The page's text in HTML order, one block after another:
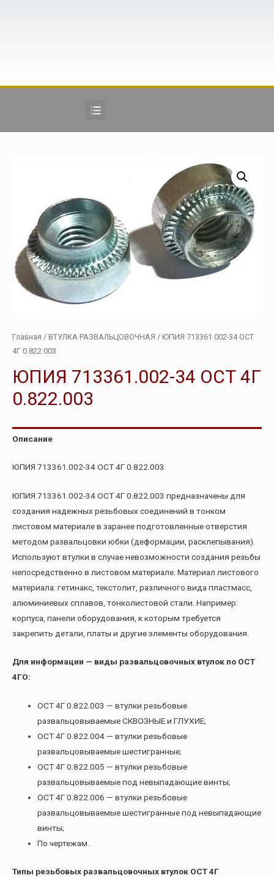
Главная / ВТУЛКА РАЗВАЛЬЦОВОЧНАЯ / ЮПИЯ 713361.002-34 ОСТ
4Г 0.822.003
ЮПИЯ 713361.002-34 ОСТ 4Г
0.822.003
Описание
ЮПИЯ 713361.002-34 ОСТ 4Г 0.822.003
ЮПИЯ 713361.002-34 ОСТ 4Г 0.822.003 предназначены для
создания надежных резьбовых соединений в тонком
листовом материале в заранее подготовленные отверстия
методом развальцовки юбки (деформации, расклепывания).
Используют втулки в случае невозможности создания резьбы
непосредственно в листовом материале. Материал листового
материала: гетинакс, текстолит, различного вида пластмасс,
алюминиевых сплавов, тонколистовой стали. Например:
корпуса, панели оборудования, к которым требуется
закрепить детали, платы и другие элементы оборудования.
Для информации — виды развальцовочных втулок по ОСТ
4ГО:
ОСТ 4Г 0.822.003 — втулки резьбовые
развальцовываемые СКВОЗНЫЕ и ГЛУХИЕ;
ОСТ 4Г 0.822.004 — втулки резьбовые
развальцовываемые шестигранные;
ОСТ 4Г 0.822.005 — втулки резьбовые
развальцовываемые под невыпадающие винты;
ОСТ 4Г 0.822.006 — втулки резьбовые
развальцовываемые шестигранные под невыпадающие
винты;
По чертежам.
Типы резьбовых развальцовочных втулок ОСТ 4Г